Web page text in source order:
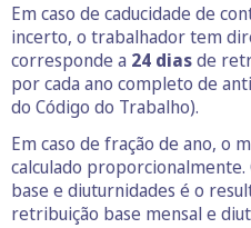
Em caso de caducidade de
incerto, o trabalhador tem
corresponde a 24 diasde
por cada ano completo de
do Código do Trabalho).
Em caso de fração de ano, o
calculado
base e diuturnidades é o
retribuição base mensal e